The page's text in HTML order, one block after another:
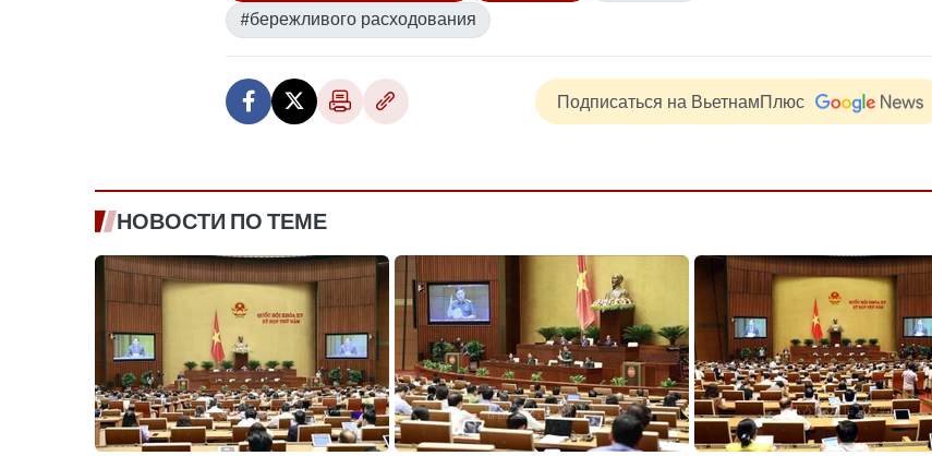
#бережливого расходования
Подписаться на ВьетнамПлюс
НОВОСТИ ПО ТЕМЕ